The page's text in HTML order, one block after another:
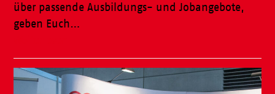
über passende Ausbildungs- und Jobangebote,
geben Euch…